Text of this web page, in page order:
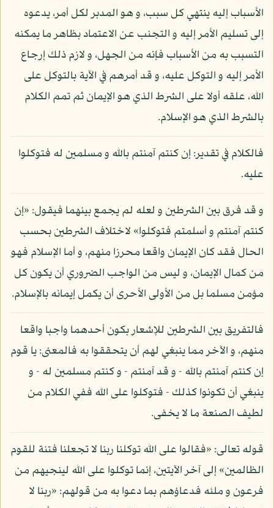
الأسباب إليه ينتهي كل سبب، و هو المدبر لكل أمر، يدعوه
إلى تسليم الأمر إليه و التجنب عن الاعتماد بظاهر ما يمكنه
التسبب به من الأسباب فإنه من الجهل، و لازم ذلك إرجاع
الأمر إليه و التوكل عليه، و قد أمرهم في الآية بالتوكل على
الله، علقه أولا على الشرط الذي هو الإيمان ثم تمم الكلام
بالشرط الذي هو الإسلام.
فالكلام في تقدير: إن كنتم آمنتم بالله و مسلمين له فتوكلوا
عليه.
و قد فرق بين الشرطين و لعله لم يجمع بينهما فيقول: «إن
كنتم آمنتم و أسلمتم فتوكلوا» لاختلاف الشرطين بحسب
الحال فقد كان الإيمان واقعا محرزا منهم، و أما الإسلام فهو
من كمال الإيمان، و ليس من الواجب الضروري أن يكون كل
مؤمن مسلما بل من الأولى الأحرى أن يكمل إيمانه بالإسلام.
فالتفريق بين الشرطين للإشعار بكون أحدهما واجبا واقعا
منهم، و الآخر مما ينبغي لهم أن يتحققوا به فالمعنى: يا قوم
إن كنتم آمنتم بالله - و قد آمنتم - و كنتم مسلمين له - و
ينبغي أن تكونوا كذلك - فتوكلوا على الله ففي الكلام من
لطيف الصنعة ما لا يخفى.
قوله تعالى: «فقالوا على الله توكلنا ربنا لا تجعلنا فتنة للقوم
الظالمين» إلى آخر الآيتين، إنما توكلوا على الله لينجيهم من
فرعون و ملئه فدعاؤهم بما دعوا به من قولهم: «ربنا لا